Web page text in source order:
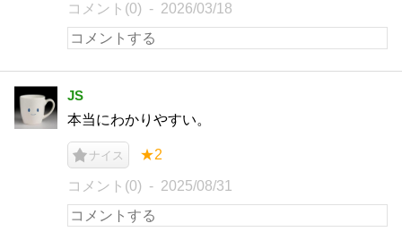
コメント(0) 2026/03/18
JS
本当にわかりやすい。
ナイス ★2
コメント(0) 2025/08/31